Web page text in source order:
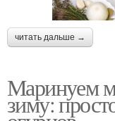
читать дальше →
Маринуем
зиму: